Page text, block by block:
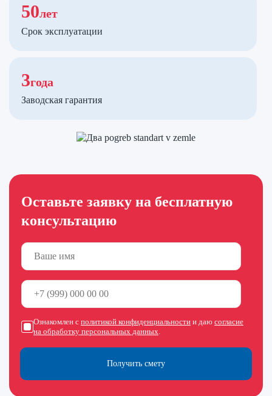
50лет
Срок эксплуатации
3года
Заводская гарантия
Оставьте заявку на бесплатную
консультацию
Получить смету
Ознакомлен с политикой конфиденциальности и даю согласие
на обработку персональных данных